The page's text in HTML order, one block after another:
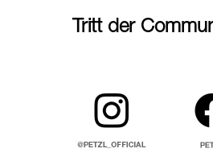
Tritt der